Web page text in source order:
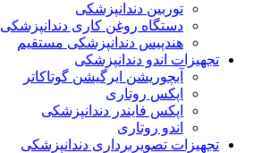
توربین دندانپزشکی
دستگاه روغن کاری دندانپزشکی
هندپیس دندانپزشکی مستقیم
تجهیزات اندو دندانپزشکی
آبچوریشن ایرگیشن گوتاکاتر
اپکس روتاری
اپکس فایندر دندانپزشکی
اندو روتاری
تجهیزات تصویربرداری دندانپزشکی